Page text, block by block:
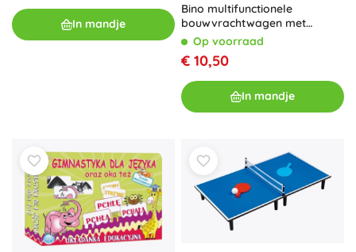
In mandje
Bino multifunctionele
bouwvrachtwagen met
gereedschap
Op voorraad
€ 10,50
In mandje